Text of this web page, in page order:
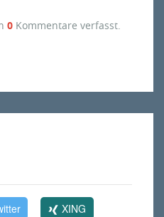
0 Kommentare verfasst.
XING